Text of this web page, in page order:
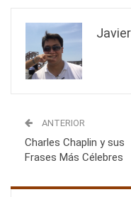
ANTERIOR
Charles Chaplin y sus
Frases Más Célebres